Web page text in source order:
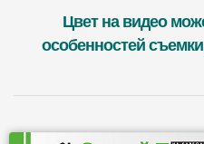
Цвет на видео
особенностей